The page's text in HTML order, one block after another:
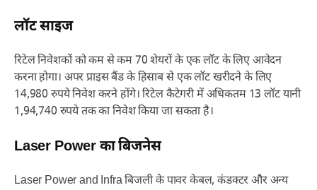
लॉट साइज
रिटेल निवेशकों को कम से कम 70 शेयरों के एक लॉट के लिए आवेदन
करना होगा। अपर प्राइस बैंड के हिसाब से एक लॉट खरीदने के लिए
14,980 रुपये निवेश करने होंगे। रिटेल कैटेगरी में अधिकतम 13 लॉट यानी
1,94,740 रुपये तक का निवेश किया जा सकता है।
Laser Power का बिजनेस
Laser Power and Infra बिजली के पावर केबल, कंडक्टर और अन्य